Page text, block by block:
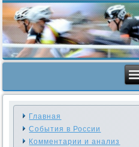
Главная
События в России
Комментарии и анализ